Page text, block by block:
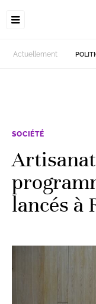
Actuellement
SOCIÉTÉ
lancés à